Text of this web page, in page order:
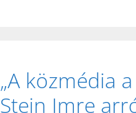
„A közmédia
Stein Imre